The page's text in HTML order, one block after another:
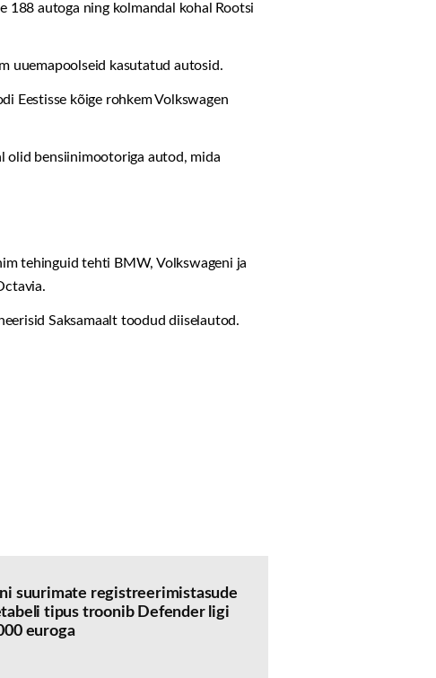
188 autoga ning kolmandal kohal Rootsi
uuemapoolseid kasutatud autosid.
Eestisse kõige rohkem Volkswagen
olid bensiinimootoriga autod, mida
tehinguid tehti BMW, Volkswageni ja
Saksamaalt toodud diiselautod.
suurimate registreerimistasude
tipus troonib Defender ligi
euroga